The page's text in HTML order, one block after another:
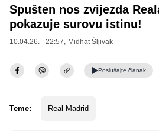
Spušten nos zvijezda
pokazuje surovu istinu!
10.04.26. - 22:57, Midhat Šljivak
Poslušajte članak
Teme: Real Madrid